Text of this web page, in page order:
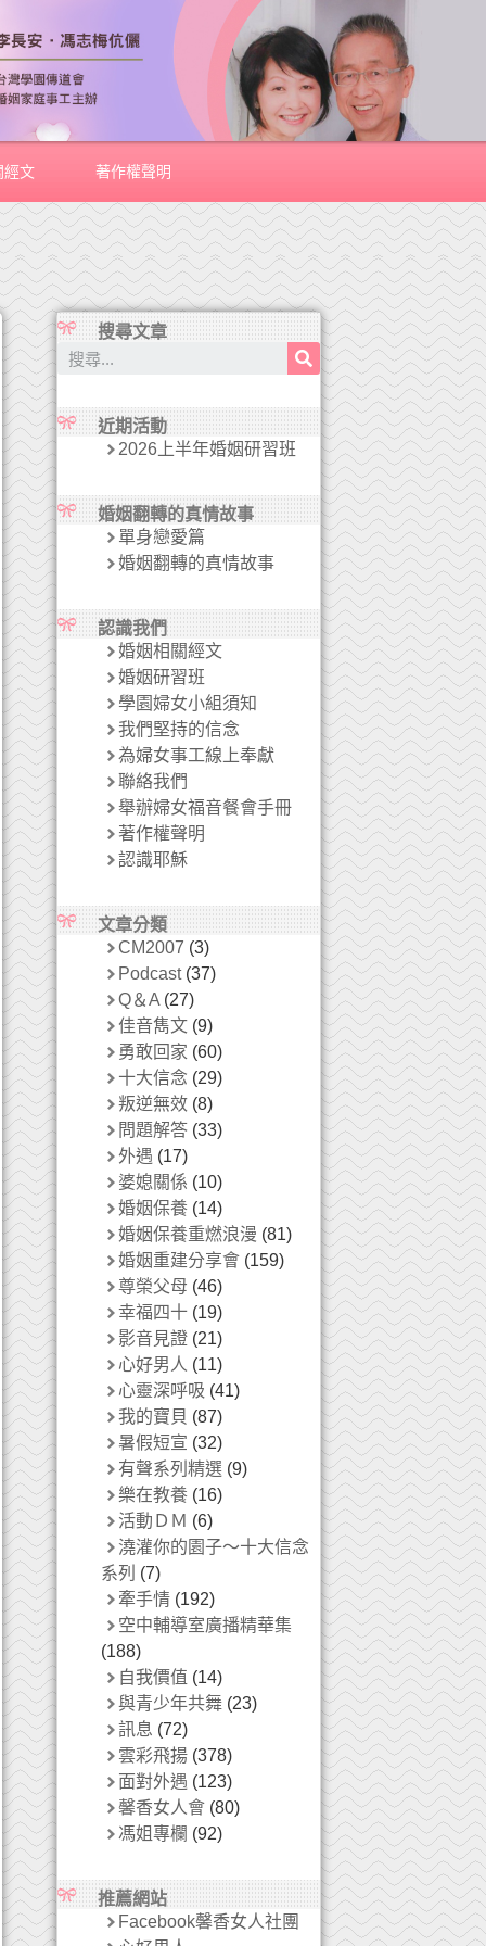
經文 著作權聲明
搜尋文章
近期活動
2026上半年婚姻研習班
婚姻翻轉的真情故事
單身戀愛篇
婚姻翻轉的真情故事
認識我們
婚姻相關經文
婚姻研習班
學園婦女小組須知
我們堅持的信念
為婦女事工線上奉獻
聯絡我們
舉辦婦女福音餐會手冊
著作權聲明
認識耶穌
文章分類
CM2007 (3)
Podcast(37)
Q＆A(27)
佳音雋文(9)
勇敢回家 (60)
十大信念 (29)
叛逆無效(8)
問題解答(33)
外遇 (17)
婆媳關係 (10)
婚姻保養(14)
婚姻保養重燃浪漫 (81)
婚姻重建分享會(159)
尊榮父母 (46)
幸福四十(19)
影音見證(21)
心好男人 (11)
心靈深呼吸 (41)
我的寶貝 (87)
暑假短宣 (32)
有聲系列精選(9)
樂在教養(16)
活動ＤＭ (6)
澆灌你的園子～十大信念
系列 (7)
牽手情(192)
空中輔導室廣播精華集
(188)
自我價值 (14)
與青少年共舞(23)
訊息 (72)
雲彩飛揚(378)
面對外遇 (123)
馨香女人會(80)
馮姐專欄 (92)
推薦網站
Facebook馨香女人社團